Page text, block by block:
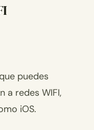
puedes
a redes WIFI,
iOS.